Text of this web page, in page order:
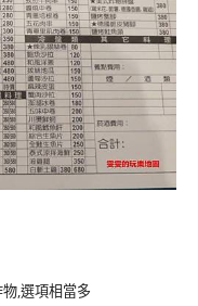
,選項相當多